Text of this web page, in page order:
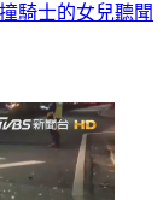
騎士的女兒聽聞